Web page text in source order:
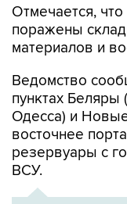
материалов и
Ведомство
Одесса) и
восточнее
резервуары с
ВСУ.
ХРОНИКА